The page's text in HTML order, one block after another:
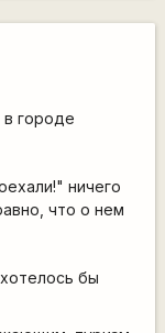
в городе
ничего
что о нем
бы